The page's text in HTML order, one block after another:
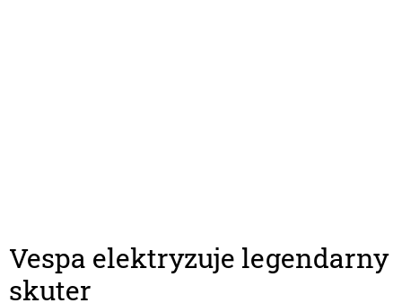
Vespa elektryzuje legendarny
skuter